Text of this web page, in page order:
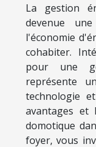
La gestion
devenue
l'économie
cohabiter.
pour une
représente
technologie
avantages et
domotique
foyer, vous